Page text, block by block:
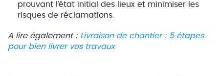
prouvant l’état initial des lieux et minimiser les
risques de réclamations.
A lire également : Livraison de chantier : 5 étapes
pour bien livrer vos travaux